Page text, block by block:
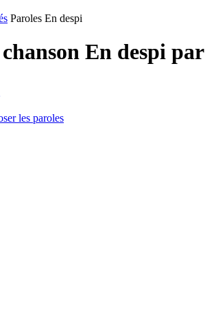
Paroles En despi
En despi par
les paroles